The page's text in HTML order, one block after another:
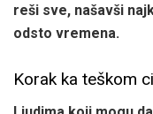
reši sve, našavši
odsto vremena.
Korak ka teškom